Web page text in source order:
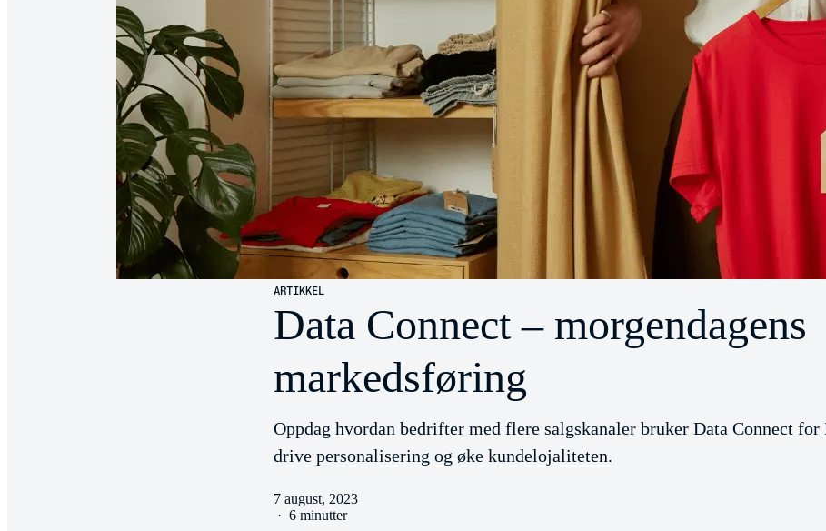
ARTIKKEL
Data Connect – morgendagens
markedsføring
Oppdag hvordan bedrifter med flere salgskanaler bruker Data Connect
drive personalisering og øke kundelojaliteten.
7 august, 2023
·6 minutter